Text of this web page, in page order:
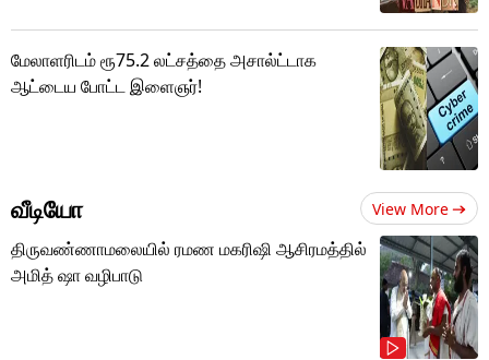
மேலாளரிடம் ரூ75.2 லட்சத்தை அசால்ட்டாக
ஆட்டைய போட்ட இளைஞர்!
வீடியோ View More
திருவண்ணாமலையில் ரமண மகரிஷி ஆசிரமத்தில்
அமித் ஷா வழிபாடு